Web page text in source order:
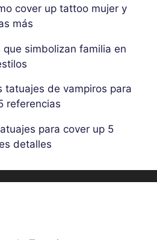
cover up tattoo mujer y
más
simbolizan familia en
tatuajes de vampiros para
referencias
para cover up 5
detalles